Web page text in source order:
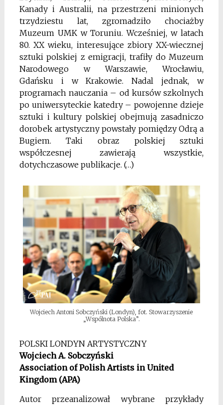
Kanady i Australii, na przestrzeni minionych
trzydziestu lat, zgromadziło chociażby
Muzeum UMK w Toruniu. Wcześniej, w latach
80. XX wieku, interesujące zbiory XX-wiecznej
sztuki polskiej z emigracji, trafiły do Muzeum
Narodowego w Warszawie, Wrocławiu,
Gdańsku i w Krakowie. Nadal jednak, w
programach nauczania – od kursów szkolnych
po uniwersyteckie katedry – powojenne dzieje
sztuki i kultury polskiej obejmują zasadniczo
dorobek artystyczny powstały pomiędzy Odrą a
Bugiem. Taki obraz polskiej sztuki
współczesnej zawierają wszystkie,
dotychczasowe publikacje. (…)
Wojciech Antoni Sobczyński (Londyn), fot. Stowarzyszenie
„Wspólnota Polska”.
POLSKI LONDYN ARTYSTYCZNY
Wojciech A. Sobczyński
Association of Polish Artists in United
Kingdom (APA)
Autor przeanalizował wybrane przykłady